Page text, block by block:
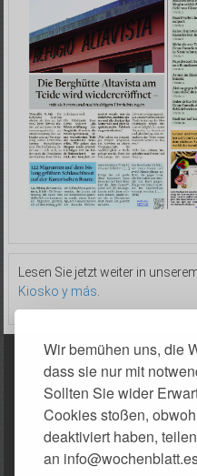
Wir bemühen uns, die
dass sie nur mit
Sollten Sie wider
Cookies stoßen,
deaktiviert haben,
an
Lesen Sie jetzt weiter in
Kiosko y más
Über uns
Impressum
Datenschutzerklärung